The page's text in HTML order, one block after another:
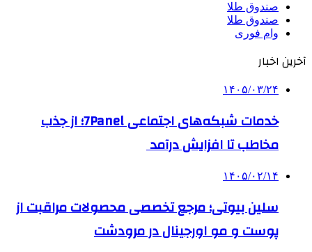
صندوق طلا
صندوق طلا
وام فوری
آخرین اخبار
۱۴۰۵/۰۳/۲۴
خدمات شبکه‌های اجتماعی 7Panel؛ از جذب
مخاطب تا افزایش درآمد
۱۴۰۵/۰۲/۱۴
سلین بیوتی؛ مرجع تخصصی محصولات مراقبت از
پوست و مو اورجینال در مرودشت